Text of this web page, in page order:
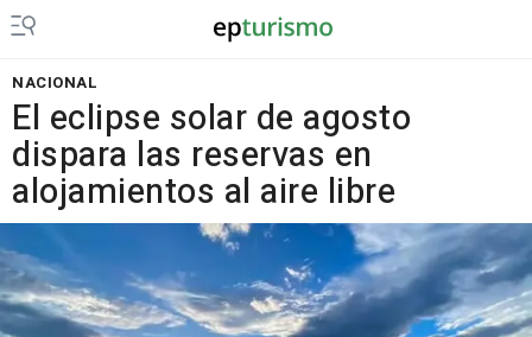
NACIONAL
El eclipse solar de agosto
dispara las reservas en
alojamientos al aire libre